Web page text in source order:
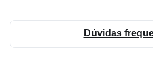
✅ Quiz para dinâmica de
Dúvidas